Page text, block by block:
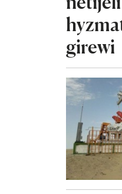
girewi